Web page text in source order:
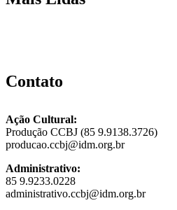
Contato
Ação Cultural:
Produção CCBJ (85 9.9138.3726)
producao.ccbj@idm.org.br
Administrativo:
85 9.9233.0228
administrativo.ccbj@idm.org.br